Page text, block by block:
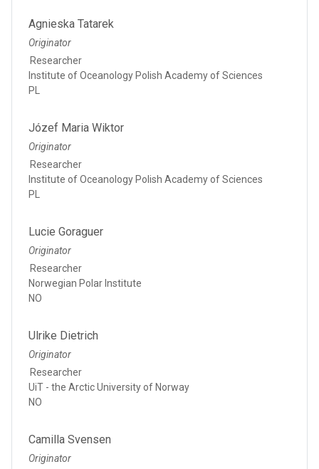
Agnieska Tatarek
Originator
Researcher
Institute of Oceanology Polish Academy of Sciences
PL
Józef Maria Wiktor
Originator
Researcher
Institute of Oceanology Polish Academy of Sciences
PL
Lucie Goraguer
Originator
Researcher
Norwegian Polar Institute
NO
Ulrike Dietrich
Originator
Researcher
UiT - the Arctic University of Norway
NO
Camilla Svensen
Originator